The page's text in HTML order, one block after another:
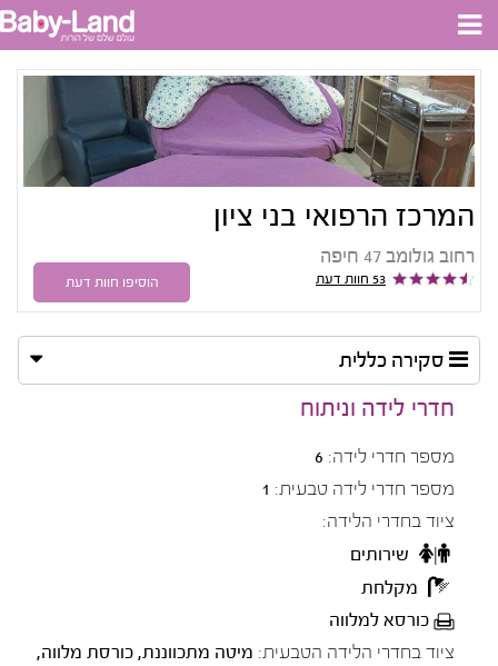
המרכז הרפואי בני ציון
רחוב גולומב 47 חיפה
53 חוות דעת הוסיפו חוות דעת
סקירה כללית
חדרי לידה וניתוח
מספר חדרי לידה: 6
מספר חדרי לידה טבעית: 1
ציוד בחדרי הלידה:
שירותים
מקלחת
כורסא למלווה
ציוד בחדרי הלידה הטבעית: מיטה מתכווננת, כורסת מלווה,